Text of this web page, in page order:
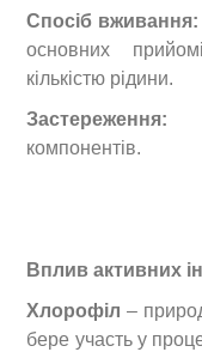
Спосіб вживання:
основних
кількістю рідини.
Застереження:
компонентів.
Вплив активних
Хлорофіл –
бере участь у